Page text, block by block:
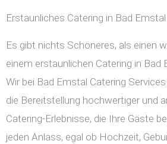
Erstaunliches Catering in Bad Emstal
Es gibt nichts Schöneres, als einen
einem erstaunlichen Catering in Bad
Wir bei Bad Emstal Catering
die Bereitstellung hochwertiger und
Catering-Erlebnisse, die Ihre Gäste
jeden Anlass, egal ob Hochzeit,